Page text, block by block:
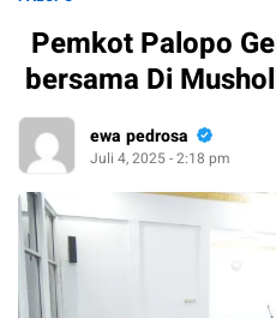
Pemkot Palopo
bersama Di
ewa pedrosa
Juli 4, 2025 - 2:18 pm